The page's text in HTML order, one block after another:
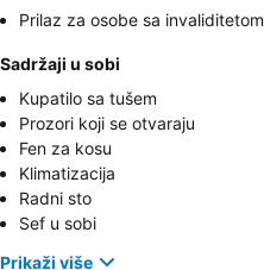
Prilaz za osobe sa invaliditetom
Sadržaji u sobi
Kupatilo sa tušem
Prozori koji se otvaraju
Fen za kosu
Klimatizacija
Radni sto
Sef u sobi
Prikaži više